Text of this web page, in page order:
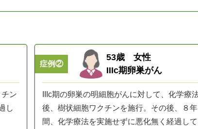
治療のため標準治療の効果を損ねることなく併用によ
残したり術前の検査で発見できず再発の原因となって
作用を伴わずに作用するため、再発予防には特に適し
卵巣がんの患者さんの治療成績は以下の通りです。
ン
し
症例②
53歳 女性
IIIc期卵巣がん
IIIc期の卵巣の明細胞がんに対して、化学療
後、樹状細胞ワクチンを施行。その後、８年
間、化学療法を実施せずに悪化無く経過して